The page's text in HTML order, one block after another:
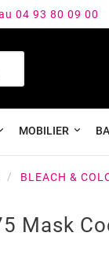
04 93 80 09 00
MOBILIER
BLEACH &
Mask